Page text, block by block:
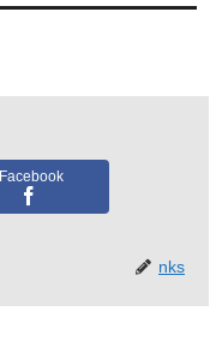
Facebook
nks